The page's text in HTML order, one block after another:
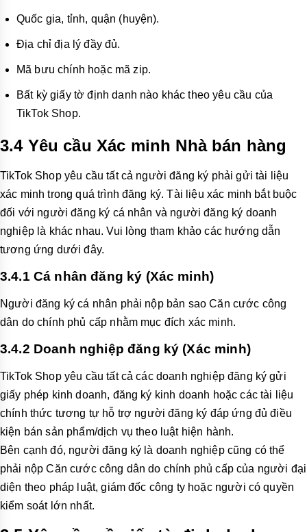
Quốc gia, tỉnh, quận (huyện).
Địa chỉ địa lý đầy đủ.
Mã bưu chính hoặc mã zip.
Bất kỳ giấy tờ định danh nào khác theo yêu cầu của
TikTok Shop.
3.4 Yêu cầu Xác minh Nhà bán hàng
TikTok Shop yêu cầu tất cả người đăng ký phải gửi tài liệu
xác minh trong quá trình đăng ký. Tài liệu xác minh bắt buộc
đối với người đăng ký cá nhân và người đăng ký doanh
nghiệp là khác nhau. Vui lòng tham khảo các hướng dẫn
tương ứng dưới đây.
3.4.1 Cá nhân đăng ký (Xác minh)
Người đăng ký cá nhân phải nộp bản sao Căn cước công
dân do chính phủ cấp nhằm mục đích xác minh.
3.4.2 Doanh nghiệp đăng ký (Xác minh)
TikTok Shop yêu cầu tất cả các doanh nghiệp đăng ký gửi
giấy phép kinh doanh, đăng ký kinh doanh hoặc các tài liệu
chính thức tương tự hỗ trợ người đăng ký đáp ứng đủ điều
kiện bán sản phẩm/dịch vụ theo luật hiện hành.
Bên cạnh đó, người đăng ký là doanh nghiệp cũng có thể
phải nộp Căn cước công dân do chính phủ cấp của người đại
diện theo pháp luật, giám đốc công ty hoặc người có quyền
kiểm soát lớn nhất.